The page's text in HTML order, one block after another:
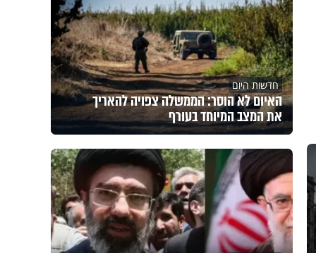
חדשות היום
האיום לא הוסר: הממשלה צפויה להאריך
את המצב המיוחד בעורף